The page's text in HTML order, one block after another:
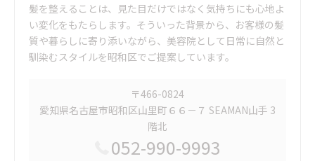
髪を整えることは、見た目だけではなく気持ちにも心地よ
い変化をもたらします。そういった背景から、お客様の髪
質や暮らしに寄り添いながら、美容院として日常に自然と
馴染むスタイルを昭和区でご提案しています。
〒466-0824
愛知県名古屋市昭和区山里町６６－７ SEAMAN山手 3
階北
052-990-9993